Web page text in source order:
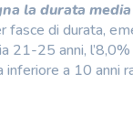
la durata
fasce di durata,
21-25 anni,
inferiore a 10 anni